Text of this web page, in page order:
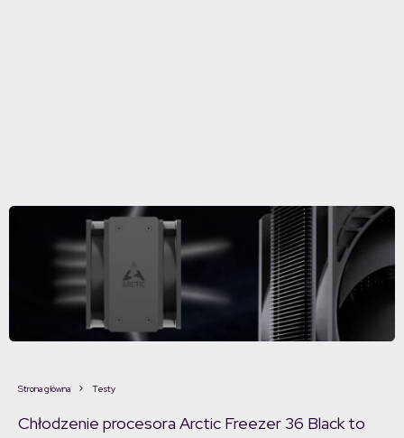
Strona główna Testy
Chłodzenie procesora Arctic Freezer 36 Black to